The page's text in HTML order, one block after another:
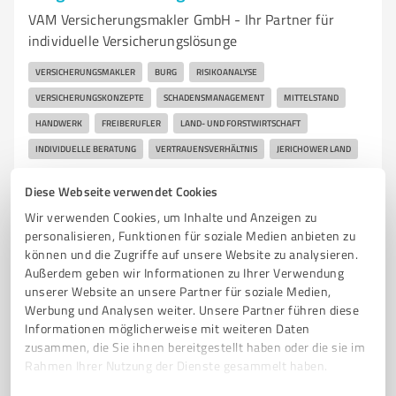
Diese Webseite verwendet Cookies
Wir verwenden Cookies, um Inhalte und Anzeigen zu
personalisieren, Funktionen für soziale Medien anbieten zu
können und die Zugriffe auf unsere Website zu analysieren.
Außerdem geben wir Informationen zu Ihrer Verwendung
unserer Website an unsere Partner für soziale Medien,
Werbung und Analysen weiter. Unsere Partner führen diese
Informationen möglicherweise mit weiteren Daten
zusammen, die Sie ihnen bereitgestellt haben oder die sie im
Rahmen Ihrer Nutzung der Dienste gesammelt haben.
VAM Versicherungsmakler GmbH - Ihr Partner für
individuelle Versicherungslösunge
VERSICHERUNGSMAKLER BURG RISIKOANALYSE
VERSICHERUNGSKONZEPTE SCHADENSMANAGEMENT MITTELSTAND
HANDWERK FREIBERUFLER LAND- UND FORSTWIRTSCHAFT
INDIVIDUELLE BERATUNG VERTRAUENSVERHÄLTNIS JERICHOWER LAND
Bahnhofstraße 3, 39288 Burg (bei Magdeburg)
Tel. 03921 9769400
service@vam-burg.de
vam-burg.de/
5,00 / 5,00
1Bewertung (1 Quelle)